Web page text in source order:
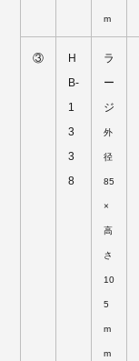
m
③
H
B-
1
3
3
8
ラ
ー
ジ
外
径
85
×
高
さ
10
5
m
m